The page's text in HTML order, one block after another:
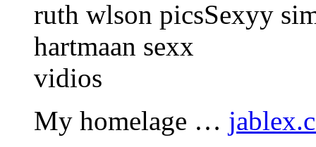
ruth wlson picsSexyy
hartmaan sexx
vidios
My homelage …